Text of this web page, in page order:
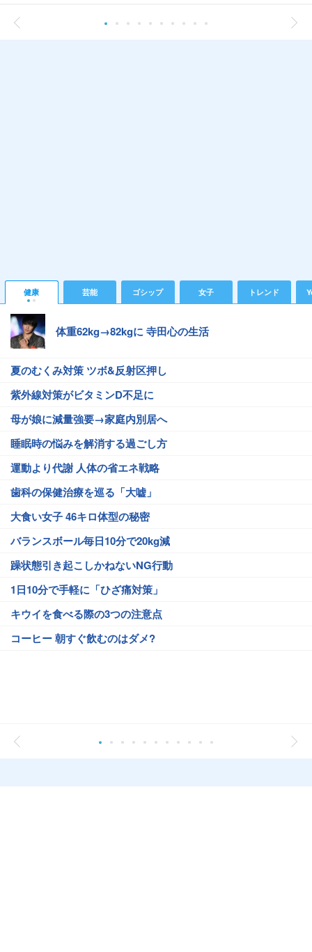
健康 芸能 ゴシップ 女子 トレンド
体重62kg→82kgに 寺田心の生活
夏のむくみ対策 ツボ&反射区押し
紫外線対策がビタミンD不足に
母が娘に減量強要→家庭内別居へ
睡眠時の悩みを解消する過ごし方
運動より代謝 人体の省エネ戦略
歯科の保健治療を巡る「大嘘」
大食い女子 46キロ体型の秘密
バランスボール毎日10分で20kg減
躁状態引き起こしかねないNG行動
1日10分で手軽に「ひざ痛対策」
キウイを食べる際の3つの注意点
コーヒー 朝すぐ飲むのはダメ?